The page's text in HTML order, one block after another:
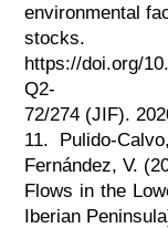
environmental
stocks.
https://doi.org/
Q2-
72/274 (JIF).
11. Pulido-
Fernández, V.
Flows in the
Iberian